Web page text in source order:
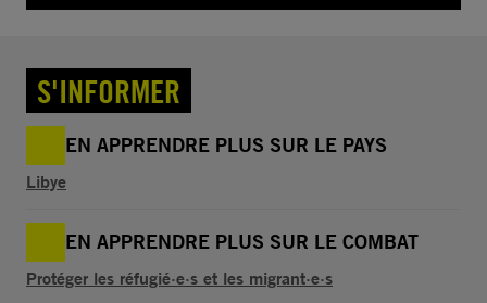
S'INFORMER
EN APPRENDRE PLUS SUR LE PAYS
Libye
EN APPRENDRE PLUS SUR LE COMBAT
Protéger les réfugié·e·s et les migrant·e·s